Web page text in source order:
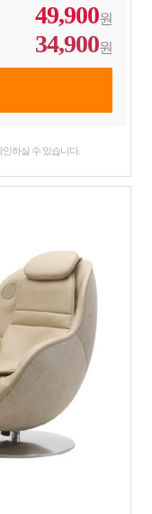
49,900원
34,900원
하실 수 있습니다.